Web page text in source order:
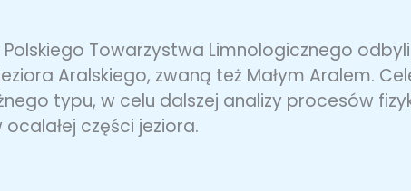
Polskiego Towarzystwa Limnologicznego
Aralskiego, zwaną też Małym Aralem.
typu, w celu dalszej analizy procesów
części jeziora.